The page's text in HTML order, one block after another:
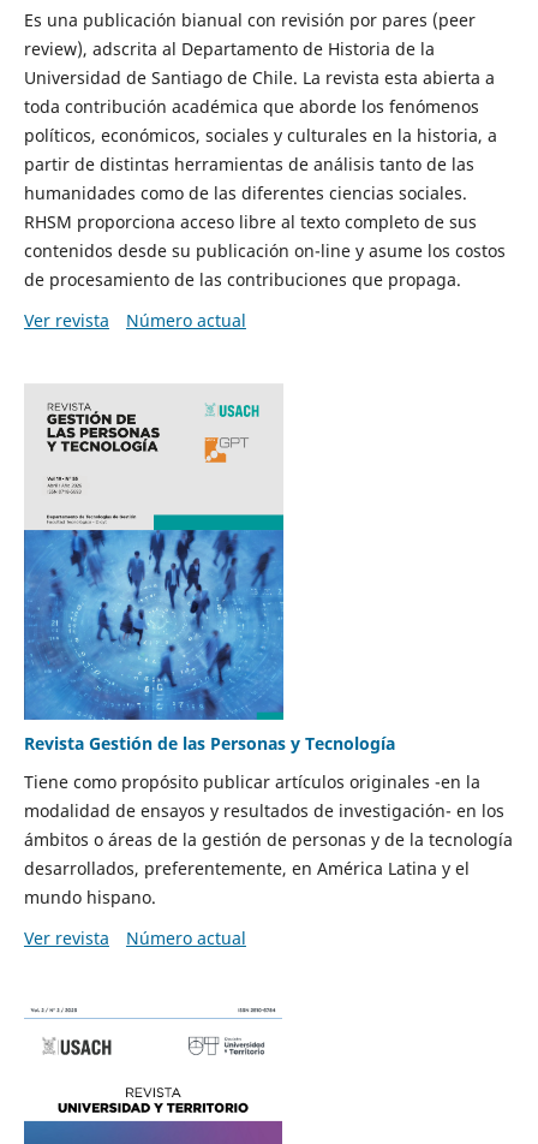
Es una publicación bianual con revisión por pares (peer
review), adscrita al Departamento de Historia de la
Universidad de Santiago de Chile. La revista esta abierta a
toda contribución académica que aborde los fenómenos
políticos, económicos, sociales y culturales en la historia, a
partir de distintas herramientas de análisis tanto de las
humanidades como de las diferentes ciencias sociales.
RHSM proporciona acceso libre al texto completo de sus
contenidos desde su publicación on-line y asume los costos
de procesamiento de las contribuciones que propaga.
Ver revista
Número actual
Revista Gestión de las Personas y Tecnología
Tiene como propósito publicar artículos originales -en la
modalidad de ensayos y resultados de investigación- en los
ámbitos o áreas de la gestión de personas y de la tecnología
desarrollados, preferentemente, en América Latina y el
mundo hispano.
Ver revista
Número actual